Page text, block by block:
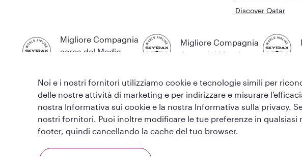
Discover Qatar
Migliore Compagnia
aerea del Medio
Migliore Compagnia
Aerea del Mondo
Informativa sui cookie Informativa sulla privacy
Questo sito web è gestito da Qatar Airways Holidays e i prodotti sono venduti da Overseas
Noi e i nostri fornitori utilizziamo cookie e tecnologie simili per
delle nostre attività di marketing e per indirizzare e misurare
nostra Informativa sui cookie e la nostra Informativa sulla privacy.
nostri fornitori. Puoi inoltre modificare le tue preferenze in qualsiasi
footer, quindi cancellando la cache del tuo browser.